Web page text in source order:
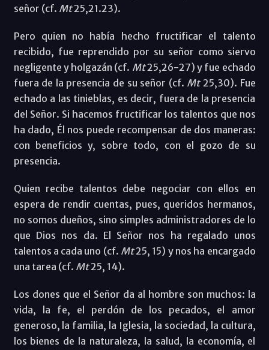
señor (cf. Mt25,21.23).
Pero quien no había hecho fructificar el talento
recibido, fue reprendido por su señor como siervo
negligente y holgazán (cf. Mt25,26-27) y fue echado
fuera de la presencia de su señor (cf. Mt25,30). Fue
echado a las tinieblas, es decir, fuera de la presencia
del Señor. Si hacemos fructificar los talentos que nos
ha dado, Él nos puede recompensar de dos maneras:
con beneficios y, sobre todo, con el gozo de su
presencia.
Quien recibe talentos debe negociar con ellos en
espera de rendir cuentas, pues, queridos hermanos,
no somos dueños, sino simples administradores de lo
que Dios nos da. El Señor nos ha regalado unos
talentos a cada uno (cf. Mt25, 15) y nos ha encargado
una tarea (cf. Mt25, 14).
Los dones que el Señor da al hombre son muchos: la
vida, la fe, el perdón de los pecados, el amor
generoso, la familia, la Iglesia, la sociedad, la cultura,
los bienes de la naturaleza, la salud, la economía, el